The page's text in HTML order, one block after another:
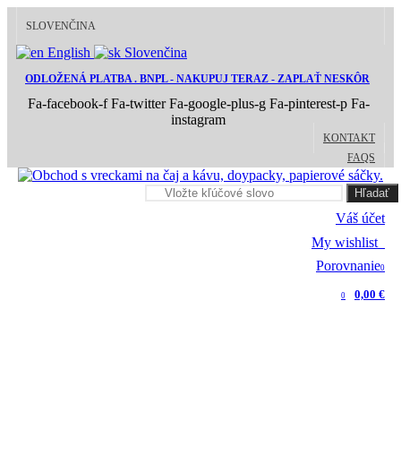
SLOVENČINA
English Slovenčina
ODLOŽENÁ PLATBA . BNPL - NAKUPUJ TERAZ - ZAPLAŤ NESKÔR
Fa-facebook-f Fa-twitter Fa-google-plus-g Fa-pinterest-p Fa-
instagram
KONTAKT
FAQS
Hľadať
Váš účet
My wishlist
Porovnanie0
0 0,00 €